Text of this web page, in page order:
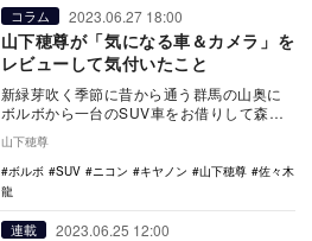
コラム 2023.06.27 18:00
山下穂尊が「気になる車＆カメラ」を
レビューして気付いたこと
新緑芽吹く季節に昔から通う群馬の山奥に
ボルボから一台のSUV車をお借りして森林
だったかのよ…
山下穂尊
ボルボ
SUV ニコン キヤノン 山下穂尊
佐々木
龍
連載 2023.06.25 12:00